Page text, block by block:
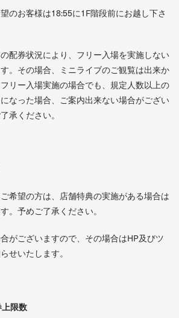
のお客様は18:55に1F階段前にお越し下さ
配券状況により、フリー入場を実施しない
。その場合、ミニライブのご観覧は出来か
リー入場実施の場合でも、規定人数以上の
なった場合、ご案内出来ない場合がござい
承ください。
希望の方は、店舗特典の実施がある場合は
。予めご了承ください。
がございますので、その場合はHP及びツ
せいたします。
限数